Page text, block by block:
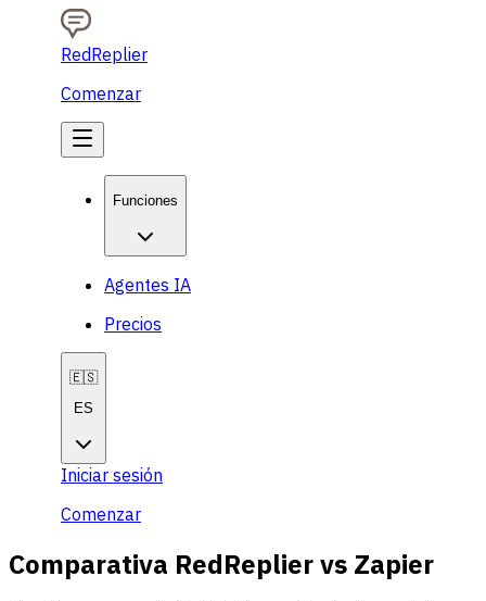
RedReplier
Comenzar
Funciones
Agentes IA
Precios
🇪🇸
ES
Iniciar sesión
Comenzar
Comparativa RedReplier vs Zapier